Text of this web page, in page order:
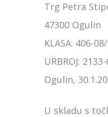
Trg Petra
47300 Ogulin
KLASA: 406-
URBROJ:
Ogulin,
U skladu s